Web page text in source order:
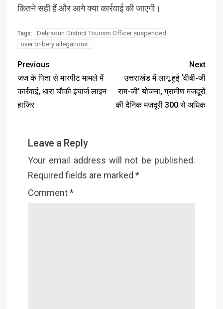
कितने सही हैं और आगे क्या कार्रवाई की जाएगी।
Tags:
Dehradun District Tourism Officer suspended
over bribery allegations.
Previous
जज के पिता से मारपीट मामले में
कार्रवाई, धारा चौकी इंचार्ज लाइन
हाजिर
Next
उत्तराखंड में लागू हुई ‘वीबी-जी
राम-जी’ योजना, ग्रामीण मजदूरों
की दैनिक मजदूरी ₹300 से अधिक
Leave a Reply
Your email address will not be published.
Required fields are marked *
Comment*